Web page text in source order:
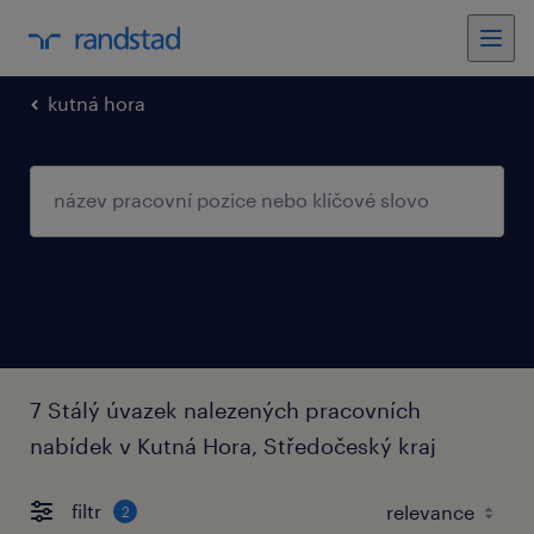
kutná hora
7 Stálý úvazek nalezených pracovních
nabídek v Kutná Hora, Středočeský kraj
filtr 2